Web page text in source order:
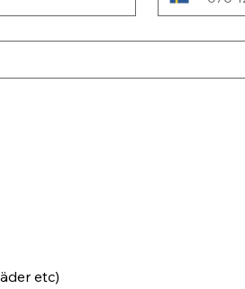
etc)